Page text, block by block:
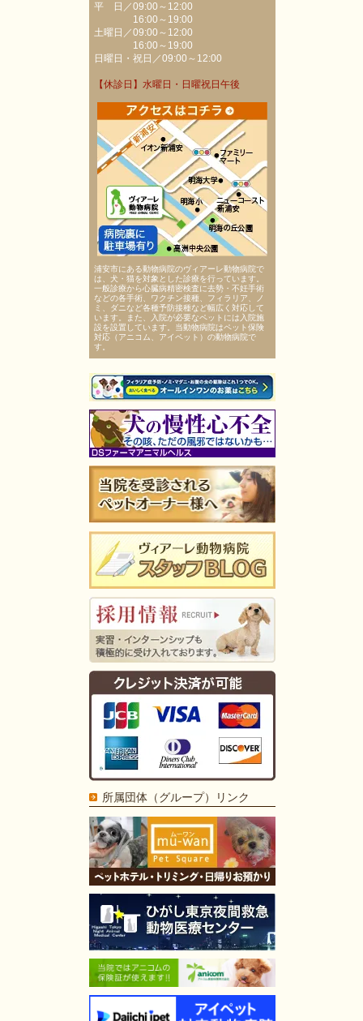
平 日／09:00～12:00
16:00～19:00
土曜日／09:00～12:00
16:00～19:00
日曜日・祝日／09:00～12:00
【休診日】水曜日・日曜祝日午後
浦安市にある動物病院のヴィアーレ動物病院で
は、犬・猫を対象とした診療を行っています。
一般診療から心臓病精密検査に去勢・不妊手術
などの各手術、ワクチン接種、フィラリア、ノ
ミ、ダニなど各種予防接種など幅広く対応して
います。また、入院が必要なペットには入院施
設を設置しています。当動物病院はペット保険
対応（アニコム、アイペット）の動物病院で
す。
所属団体（グループ）リンク